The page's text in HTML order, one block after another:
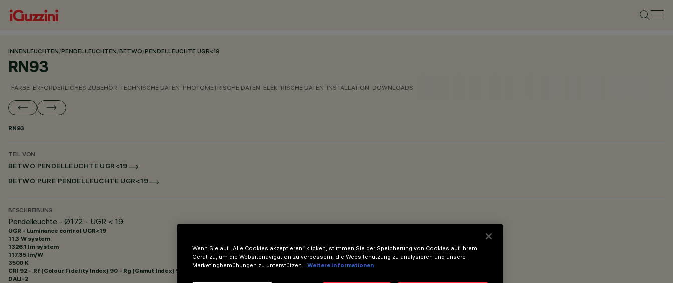
INNENLEUCHTEN/PENDELLEUCHTEN/BETWO/PENDELLEUCHTE UGR<19
RN93
FARBE ERFORDERLICHES ZUBEHÖR TECHNISCHE DATEN PHOTOMETRISCHE DATEN ELEKTRISCHE DATEN INSTALLATION DOWNLOADS
RN93
TEIL VON
BETWO PENDELLEUCHTE UGR<19
BETWO PURE PENDELLEUCHTE UGR<19
BESCHREIBUNG
Pendelleuchte - Ø172 - UGR < 19
UGR - Luminance control UGR<19
11.3 W system
1326.1 lm system
117.35 lm/W
3500 K
CRI 92 - Rf (Colour Fidelity Index) 90 - Rg (Gamut Index) 98
DALI-2
Wenn Sie auf „Alle Cookies akzeptieren“ klicken, stimmen Sie der Speicherung von Cookies auf Ihrem
Gerät zu, um die Websitenavigation zu verbessern, die Websitenutzung zu analysieren und unsere
Marketingbemühungen zu unterstützen.
Weitere Informationen